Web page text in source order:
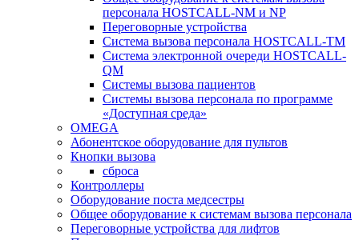
персонала HOSTCALL-NM и NP
Переговорные устройства
Система вызова персонала HOSTCALL-TM
Система электронной очереди HOSTCALL-
QM
Системы вызова пациентов
Системы вызова персонала по программе
«Доступная среда»
OMEGA
Абонентское оборудование для пультов
Кнопки вызова
сброса
Контроллеры
Оборудование поста медсестры
Общее оборудование к системам вызова персонала
Переговорные устройства для лифтов